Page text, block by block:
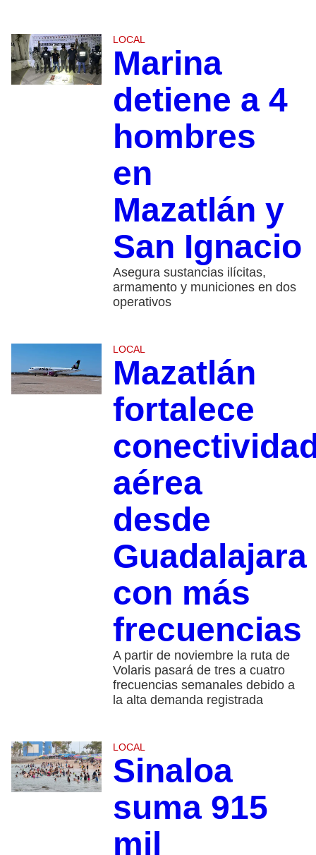
LOCAL
Marina
detiene a 4
hombres
en
Mazatlán y
San Ignacio
Asegura sustancias ilícitas,
armamento y municiones en dos
operativos
LOCAL
Mazatlán
fortalece
aérea
desde
Guadalajara
con más
frecuencias
A partir de noviembre la ruta de
Volaris pasará de tres a cuatro
frecuencias semanales debido a
la alta demanda registrada
LOCAL
Sinaloa
suma 915
mil